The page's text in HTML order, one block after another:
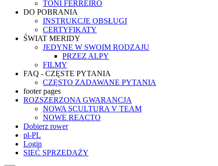
TONI FERREIRO
DO POBRANIA
INSTRUKCJE OBSŁUGI
CERTYFIKATY
ŚWIAT MERIDY
JEDYNE W SWOIM RODZAJU
PRZEZ ALPY
FILMY
FAQ - CZĘSTE PYTANIA
CZĘSTO ZADAWANE PYTANIA
footer pages
ROZSZERZONA GWARANCJA
NOWA SCULTURA V TEAM
NOWE REACTO
Dobierz rower
pl-PL
Login
SIEĆ SPRZEDAŻY